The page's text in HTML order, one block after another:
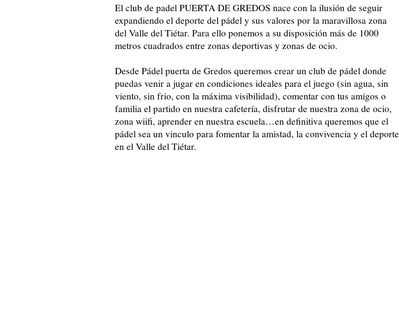
El club de padel PUERTA DE GREDOS nace con la ilusión de seguir
expandiendo el deporte del pádel y sus valores por la maravillosa zona
del Valle del Tiétar. Para ello ponemos a su disposición más de 1000
metros cuadrados entre zonas deportivas y zonas de ocio.
Desde Pádel puerta de Gredos queremos crear un club de pádel donde
puedas venir a jugar en condiciones ideales para el juego (sin agua, sin
viento, sin frio, con la máxima visibilidad), comentar con tus amigos o
familia el partido en nuestra cafetería, disfrutar de nuestra zona de ocio,
zona wiifi, aprender en nuestra escuela…en definitiva queremos que el
pádel sea un vinculo para fomentar la amistad, la convivencia y el deporte
en el Valle del Tiétar.